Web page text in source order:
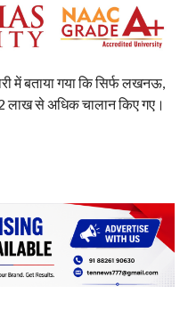
में बताया गया कि सिर्फ लखनऊ,
लाख से अधिक चालान किए गए।